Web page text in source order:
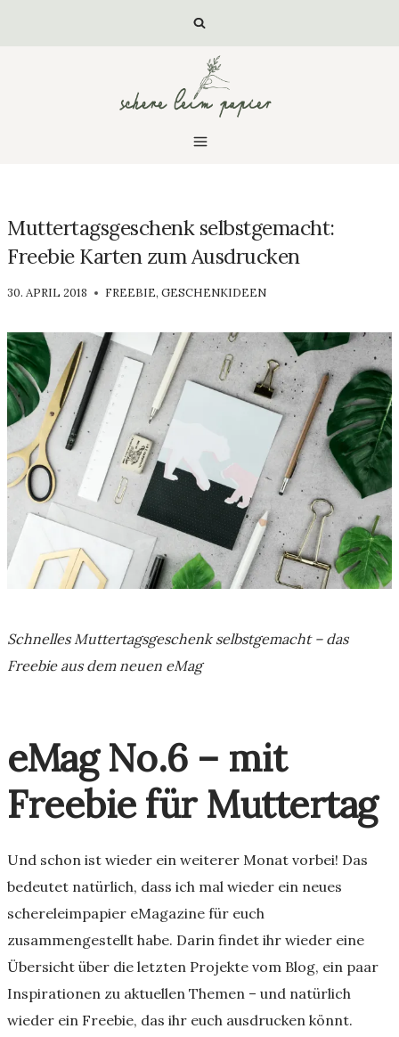
Muttertagsgeschenk selbstgemacht:
Freebie Karten zum Ausdrucken
VON
30. APRIL 2018 FREEBIE, GESCHENKIDEEN
Schnelles Muttertagsgeschenk selbstgemacht – das
Freebie aus dem neuen eMag
eMag No.6 – mit
Freebie für Muttertag
Und schon ist wieder ein weiterer Monat vorbei! Das
bedeutet natürlich, dass ich mal wieder ein neues
schereleimpapier eMagazine für euch
zusammengestellt habe. Darin findet ihr wieder eine
Übersicht über die letzten Projekte vom Blog, ein paar
Inspirationen zu aktuellen Themen – und natürlich
wieder ein Freebie, das ihr euch ausdrucken könnt.